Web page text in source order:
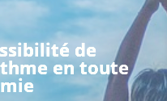
de
en toute